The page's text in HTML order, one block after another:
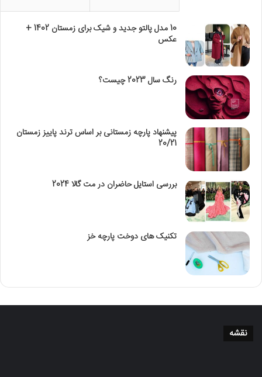
10 مدل پالتو جدید و شیک برای زمستان 1402 +
عکس
رنگ سال 2023 چیست؟
پیشنهاد پارچه زمستانی بر اساس ترند پاییز زمستان
20/21
بررسی استایل حاضران در مت گالا 2024
تکنیک‌ های دوخت پارچه خز
نقشه